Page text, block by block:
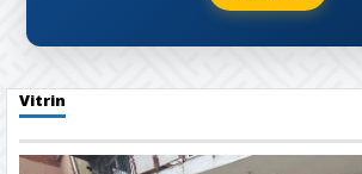
Vitrin